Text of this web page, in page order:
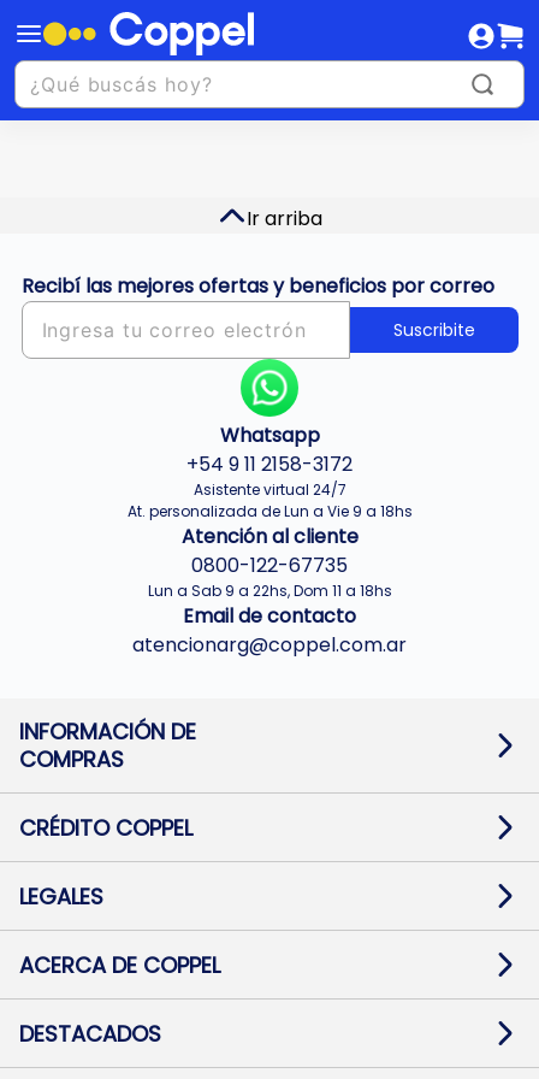
Ir arriba
Recibí las mejores ofertas y beneficios por correo
Suscribite
Whatsapp
+54 9 11 2158-3172
Asistente virtual 24/7
At. personalizada de Lun a Vie 9 a 18hs
Atención al cliente
0800-122-67735
Lun a Sab 9 a 22hs, Dom 11 a 18hs
Email de contacto
atencionarg@coppel.com.ar
INFORMACIÓN DE
COMPRAS
Términos y condiciones
Botón de arrepentimiento
Mapa de sitio
CRÉDITO COPPEL
Solicitar Crédito
Medios de Pago
Pago Fácil Online
LEGALES
Baja contratos
Defensa al consumidor CABA
ACERCA DE COPPEL
Trabajá con Nosotros
Preguntas Frecuentes
DESTACADOS